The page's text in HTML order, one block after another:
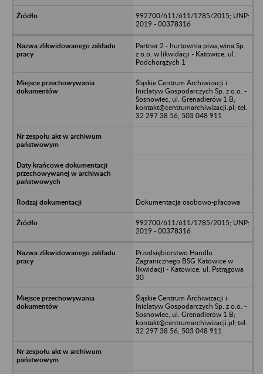
992700/611/611/1785/2015; UNP:
2019 - 00378316
Partner 2 - hurtownia piwa,wina Sp.
z o.o. w likwidacji - Katowice, ul.
Podchorążych 1
Śląskie Centrum Archiwizacji i
Iniclatyw Gospodarczych Sp. z o.o. -
Sosnowiec, ul. Grenadierów 1 B;
kontakt@centrumarchiwizacji.pl; tel.
32 297 38 56, 503 048 911
Dokumentacja osobowo-płacowa
992700/611/611/1785/2015; UNP:
2019 - 00378316
Przedsiębiorstwo Handlu
Zagranicznego BSG Katowice w
likwidacji - Katowice, ul. Pstrągowa
30
Śląskie Centrum Archiwizacji i
Iniclatyw Gospodarczych Sp. z o.o. -
Sosnowiec, ul. Grenadierów 1 B;
kontakt@centrumarchiwizacji.pl; tel.
32 297 38 56, 503 048 911